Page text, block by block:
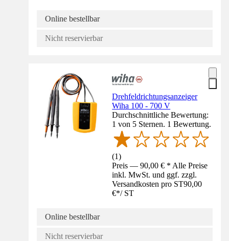
Online bestellbar
Nicht reservierbar
Drehfeldrichtungsanzeiger
Wiha 100 - 700 V
Durchschnittliche Bewertung:
1 von 5 Sternen. 1 Bewertung.
(1)
Preis — 90,00 € * Alle Preise
inkl. MwSt. und ggf. zzgl.
Versandkosten pro ST90,00
€*/ ST
Online bestellbar
Nicht reservierbar